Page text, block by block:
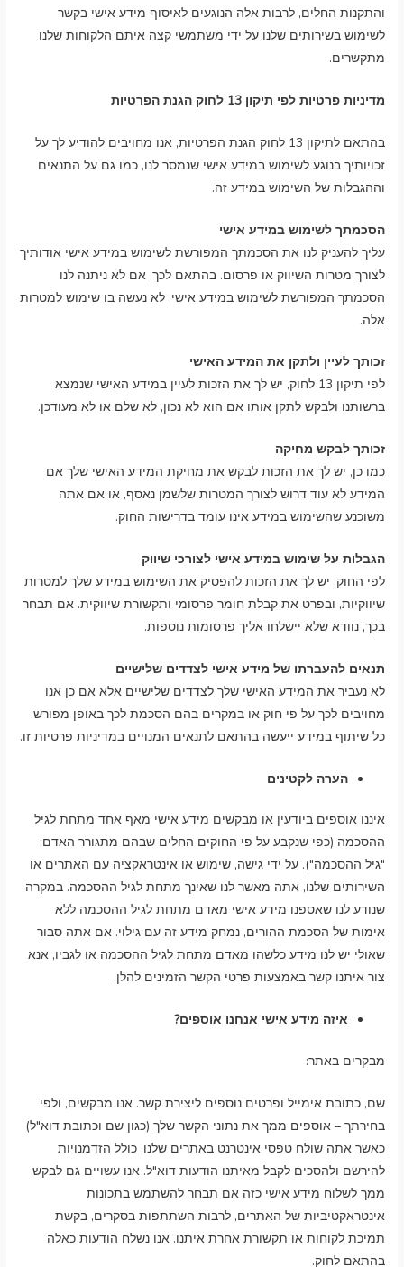
והתקנות החלים, לרבות אלה הנוגעים לאיסוף מידע אישי בקשר
לשימוש בשירותים שלנו על ידי משתמשי קצה איתם הלקוחות שלנו
מתקשרים.
מדיניות פרטיות לפי תיקון 13 לחוק הגנת הפרטיות
בהתאם לתיקון 13 לחוק הגנת הפרטיות, אנו מחויבים להודיע לך על
זכויותיך בנוגע לשימוש במידע אישי שנמסר לנו, כמו גם על התנאים
וההגבלות של השימוש במידע זה.
הסכמתך לשימוש במידע אישי
עליך להעניק לנו את הסכמתך המפורשת לשימוש במידע אישי אודותיך
לצורך מטרות השיווק או פרסום. בהתאם לכך, אם לא ניתנה לנו
הסכמתך המפורשת לשימוש במידע אישי, לא נעשה בו שימוש למטרות
אלה.
זכותך לעיין ולתקן את המידע האישי
לפי תיקון 13 לחוק, יש לך את הזכות לעיין במידע האישי שנמצא
ברשותנו ולבקש לתקן אותו אם הוא לא נכון, לא שלם או לא מעודכן.
זכותך לבקש מחיקה
כמו כן, יש לך את הזכות לבקש את מחיקת המידע האישי שלך אם
המידע לא עוד דרוש לצורך המטרות שלשמן נאסף, או אם אתה
משוכנע שהשימוש במידע אינו עומד בדרישות החוק.
הגבלות על שימוש במידע אישי לצורכי שיווק
לפי החוק, יש לך את הזכות להפסיק את השימוש במידע שלך למטרות
שיווקיות, ובפרט את קבלת חומר פרסומי ותקשורת שיווקית. אם תבחר
בכך, נוודא שלא יישלחו אליך פרסומות נוספות.
תנאים להעברתו של מידע אישי לצדדים שלישיים
לא נעביר את המידע האישי שלך לצדדים שלישיים אלא אם כן אנו
מחויבים לכך על פי חוק או במקרים בהם הסכמת לכך באופן מפורש.
כל שיתוף במידע ייעשה בהתאם לתנאים המנויים במדיניות פרטיות זו.
הערה לקטינים
איננו אוספים ביודעין או מבקשים מידע אישי מאף אחד מתחת לגיל
ההסכמה (כפי שנקבע על פי החוקים החלים שבהם מתגורר האדם;
"גיל ההסכמה"). על ידי גישה, שימוש או אינטראקציה עם האתרים או
השירותים שלנו, אתה מאשר לנו שאינך מתחת לגיל ההסכמה. במקרה
שנודע לנו שאספנו מידע אישי מאדם מתחת לגיל ההסכמה ללא
אימות של הסכמת ההורים, נמחק מידע זה עם גילוי. אם אתה סבור
שאולי יש לנו מידע כלשהו מאדם מתחת לגיל ההסכמה או לגביו, אנא
צור איתנו קשר באמצעות פרטי הקשר הזמינים להלן.
איזה מידע אישי אנחנו אוספים?
מבקרים באתר:
שם, כתובת אימייל ופרטים נוספים ליצירת קשר. אנו מבקשים, ולפי
בחירתך – אוספים ממך את נתוני הקשר שלך (כגון שם וכתובת דוא"ל)
כאשר אתה שולח טפסי אינטרנט באתרים שלנו, כולל הזדמנויות
להירשם ולהסכים לקבל מאיתנו הודעות דוא"ל. אנו עשויים גם לבקש
ממך לשלוח מידע אישי כזה אם תבחר להשתמש בתכונות
אינטראקטיביות של האתרים, לרבות השתתפות בסקרים, בקשת
תמיכת לקוחות או תקשורת אחרת איתנו. אנו נשלח הודעות כאלה
בהתאם לחוק.